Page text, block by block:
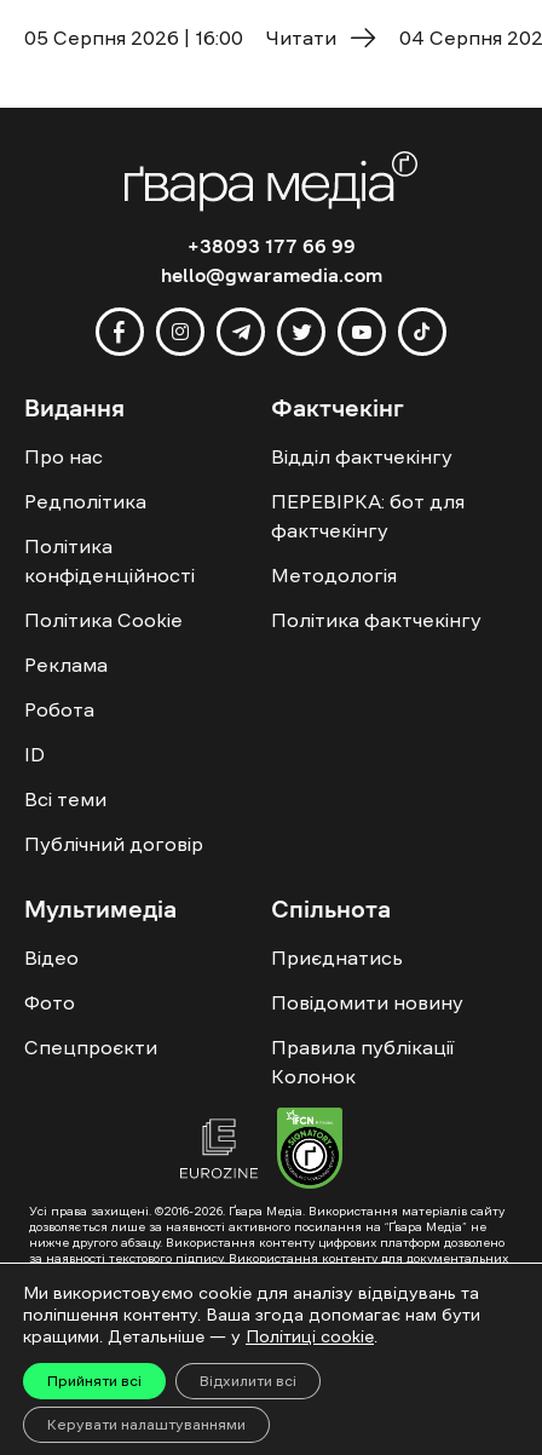
05 Cерпня 2026 | 16:00 Читати 04 Cерпня
+38093 177 66 99
hello@gwaramedia.com
Видання
Про нас
Редполітика
Політика
конфіденційності
Політика Cookie
Реклама
Робота
ID
Всі теми
Публічний договір
Фактчекінг
Відділ фактчекінгу
ПЕРЕВІРКА: бот для
фактчекінгу
Методологія
Політика фактчекінгу
Мультимедіа
Відео
Фото
Спецпроєкти
Спільнота
Приєднатись
Повідомити новину
Правила публікації
Колонок
Усі права захищені. ©2016-2026. Ґвара Медіа. Використання матеріалів сайту
дозволяється лише за наявності активного посилання на “Ґвара Медіа” не
нижче другого абзацу. Використання контенту цифрових платформ дозволено
за наявності текстового підпису. Використання контенту для документальних
схвалення від редакції.
Суб’єкт у сфері онлайн-медіа; ідентифікатор медіа – R40-01353. Поштова
адреса: ГО «Ґвара Медіа», 61057, Харків, вул. Гоголя, 14, абонентська скринька
№7400
Підкинь нам тему на пошту – hello@gwaramedia.com
Модернізація сайту:
Ми використовуємо cookie для аналізу відвідувань та
поліпшення контенту. Ваша згода допомагає нам бути
кращими. Детальніше — у Політиці cookie
Прийняти всі Відхилити всі
Керувати налаштуваннями